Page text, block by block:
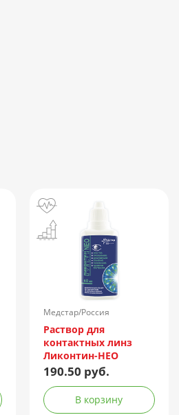
Медстар/Россия
Раствор для
контактных линз
Ликонтин-НЕО
Мульти 60мл
190.50 руб.
В корзину